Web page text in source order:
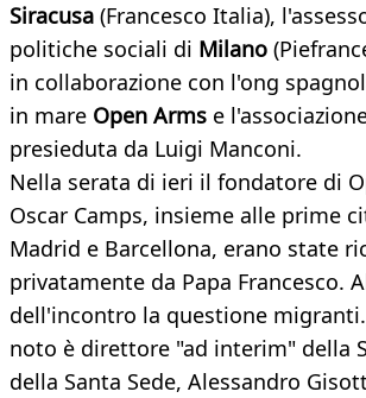
Siracusa (Francesco Italia),
politiche sociali di Milano
in collaborazione con l'ong
in mare Open Arms e
presieduta da Luigi Manconi.
Nella serata di ieri il fondatore di
Oscar Camps, insieme alle prime
Madrid e Barcellona, erano state
privatamente da Papa Francesco.
dell'incontro la questione
noto è direttore "ad interim" della
della Santa Sede, Alessandro